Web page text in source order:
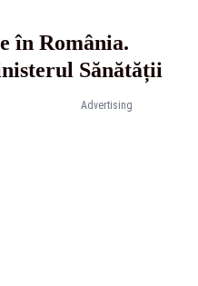
Advertising
în România.
Sănătății